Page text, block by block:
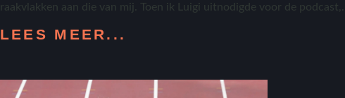
raakvlakken aan die van mij. Toen ik Luigi uitnodigde voor de podcast,...
LEES MEER...